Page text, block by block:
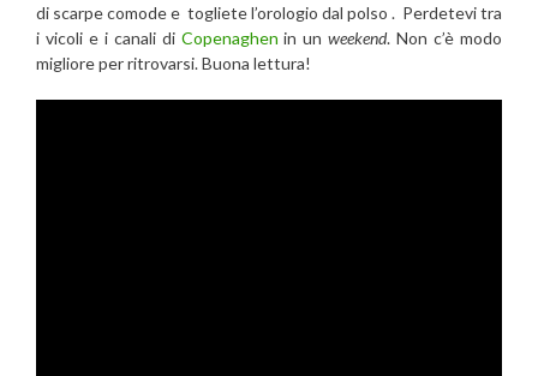
di scarpe comode e togliete l’orologio dal polso . Perdetevi tra
i vicoli e i canali di Copenaghen in unweekend. Non c’è modo
migliore per ritrovarsi. Buona lettura!